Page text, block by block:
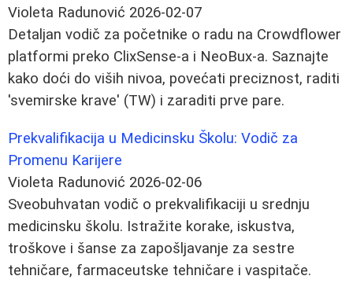
Violeta Radunović 2026-02-07
Detaljan vodič za početnike o radu na Crowdflower
platformi preko ClixSense-a i NeoBux-a. Saznajte
kako doći do viših nivoa, povećati preciznost, raditi
'svemirske krave' (TW) i zaraditi prve pare.
Prekvalifikacija u Medicinsku Školu: Vodič za
Promenu Karijere
Violeta Radunović 2026-02-06
Sveobuhvatan vodič o prekvalifikaciji u srednju
medicinsku školu. Istražite korake, iskustva,
troškove i šanse za zapošljavanje za sestre
tehničare, farmaceutske tehničare i vaspitače.